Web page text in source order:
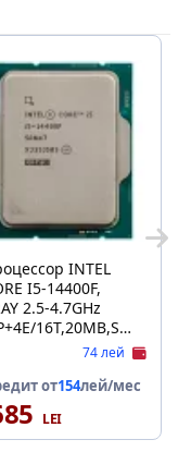
INTEL
I5-14400F,
2.5-4.7GHz
16T,20MB,S1700,
No Integ.74 лей
от154лей/мес